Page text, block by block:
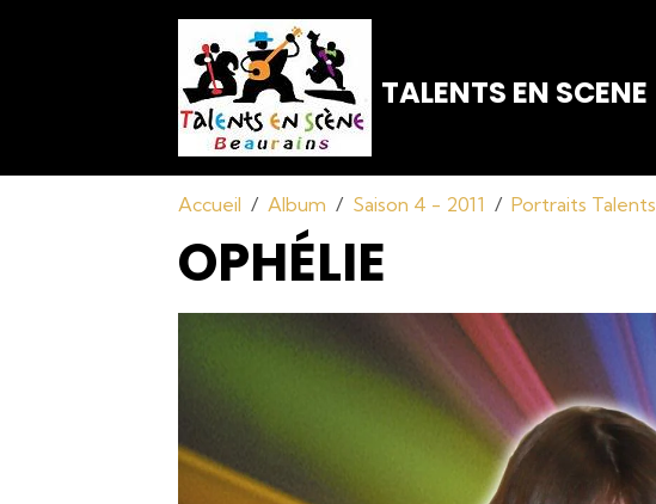
TALENTS EN SCENE
Accueil Album Saison 4 - 2011 Portraits Talents
OPHÉLIE